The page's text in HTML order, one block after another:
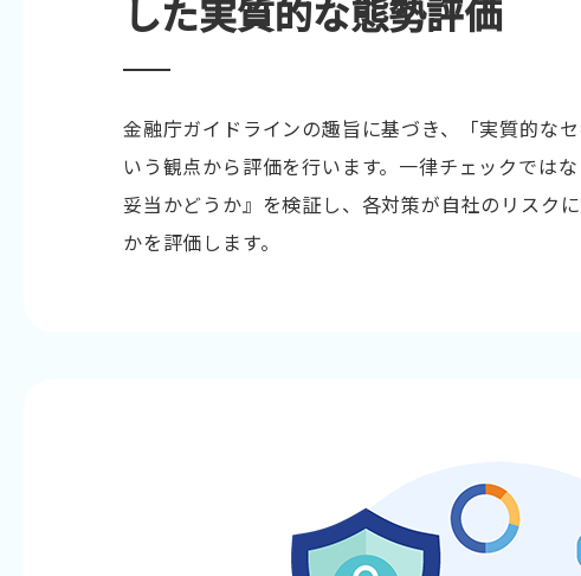
した実質的な態勢評価
金融庁ガイドラインの趣旨に基づき、「実質的な
いう観点から評価を行います。一律チェックでは
妥当かどうか』を検証し、各対策が自社のリスク
かを評価します。